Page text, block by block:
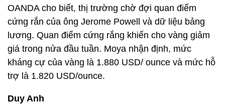
OANDA cho biết, thị trường chờ đợi quan điểm
cứng rắn của ông Jerome Powell và dữ liệu bảng
lương. Quan điểm cứng rắng khiến cho vàng giảm
giá trong nửa đầu tuần. Moya nhận định, mức
kháng cự của vàng là 1.880 USD/ ounce và mức hỗ
trợ là 1.820 USD/ounce.
Duy Anh